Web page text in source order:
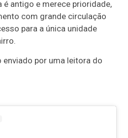
é antigo e merece prioridade,
com grande circulação
para a única unidade
por uma leitora do